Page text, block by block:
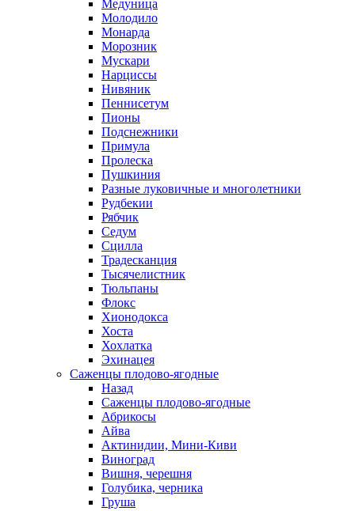
Медуница
Молодило
Монарда
Морозник
Мускари
Нарциссы
Нивяник
Пеннисетум
Пионы
Подснежники
Примула
Пролеска
Пушкиния
Разные луковичные и многолетники
Рудбекии
Рябчик
Седум
Сцилла
Традесканция
Тысячелистник
Тюльпаны
Флокс
Хионодокса
Хоста
Хохлатка
Эхинацея
Саженцы плодово-ягодные
Назад
Саженцы плодово-ягодные
Абрикосы
Айва
Актинидии, Мини-Киви
Виноград
Вишня, черешня
Голубика, черника
Груша